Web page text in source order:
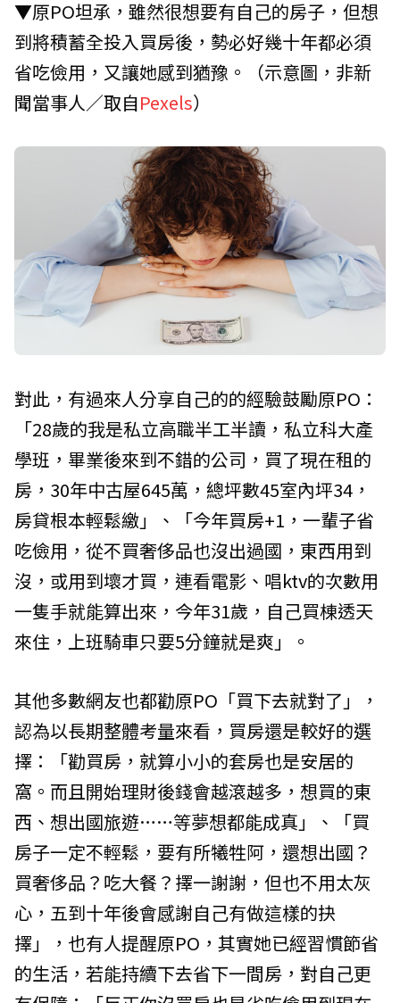
▼原PO坦承，雖然很想要有自己的房子，但想
到將積蓄全投入買房後，勢必好幾十年都必須
省吃儉用，又讓她感到猶豫。（示意圖，非新
聞當事人／取自Pexels）
對此，有過來人分享自己的的經驗鼓勵原PO：
「28歲的我是私立高職半工半讀，私立科大產
學班，畢業後來到不錯的公司，買了現在租的
房，30年中古屋645萬，總坪數45室內坪34，
房貸根本輕鬆繳」、「今年買房+1，一輩子省
吃儉用，從不買奢侈品也沒出過國，東西用到
沒，或用到壞才買，連看電影、唱ktv的次數用
一隻手就能算出來，今年31歲，自己買棟透天
來住，上班騎車只要5分鐘就是爽」。
其他多數網友也都勸原PO「買下去就對了」，
認為以長期整體考量來看，買房還是較好的選
擇：「勸買房，就算小小的套房也是安居的
窩。而且開始理財後錢會越滾越多，想買的東
西、想出國旅遊……等夢想都能成真」、「買
房子一定不輕鬆，要有所犧牲阿，還想出國？
買奢侈品？吃大餐？擇一謝謝，但也不用太灰
心，五到十年後會感謝自己有做這樣的抉
擇」，也有人提醒原PO，其實她已經習慣節省
的生活，若能持續下去省下一間房，對自己更